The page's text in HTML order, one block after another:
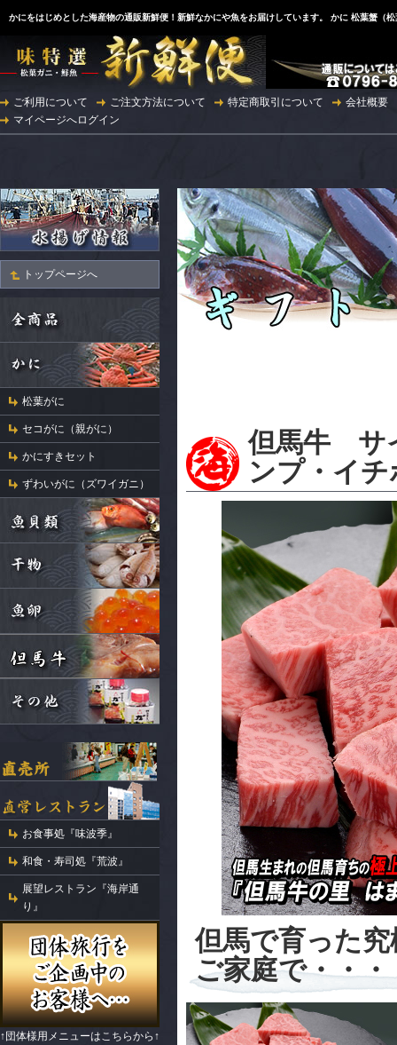
かにをはじめとした海産物の通販新鮮便！新鮮なかにや魚をお届けしています。 かに 松葉
ご利用について ご注文方法について 特定商取引について
会社概要
マイページへログイン
トップページへ
松葉がに
セコがに（親がに）
かにすきセット
ずわいがに（ズワイガニ）
お食事処『味波季』
和食・寿司処『荒波』
展望レストラン『海岸通
り』
↑団体様用メニューはこちらから↑
但馬牛 サ
ンプ・イ
但馬で育った
ご家庭で・・・